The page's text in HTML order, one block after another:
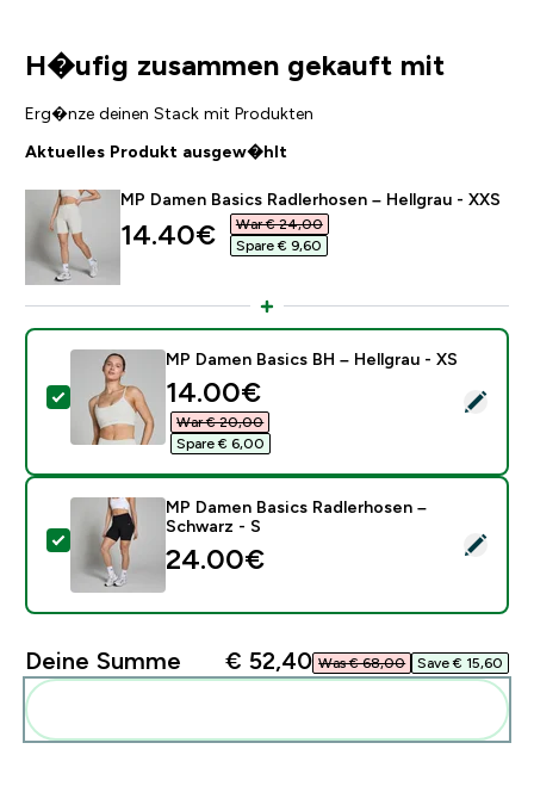
H�ufig zusammen gekauft mit
Erg�nze deinen Stack mit Produkten
Aktuelles Produkt ausgew�hlt
MP Damen Basics Radlerhosen – Hellgrau - XXS
discounted price
14.40€‎
War € 24,00‎
Spare € 9,60‎
Dieses Produkt ausw�hlen - MP Damen Basics BH –
MP Damen Basics BH – Hellgrau - XS
discounted price
14.00€‎
War € 20,00‎
Spare € 6,00‎
Dieses Produkt ausw�hlen - MP Damen Basics
MP Damen Basics Radlerhosen –
Schwarz - S
24.00€‎
Deine Summe € 52,40‎ Was € 68,00‎ Save € 15,60‎